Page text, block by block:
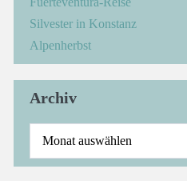
Silvester in Konstanz
Alpenherbst
Archiv